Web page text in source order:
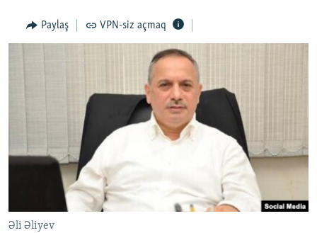
ARAŞDIRMA
FOTOQALEREYA
KARIKATURA
AZƏRBAYCAN ƏDƏBIYYATI KITABXANASI
İSLAM VƏ DEMOKRATIYA
İZ - MƏDƏNIYYƏT PROQRAMI
PEŞƏ ETIKASI VƏ JURNALISTIKA STANDARTLARIMIZ
MATERIALLARIMIZDAN ISTIFADƏ
AZADLIQRADIOSU MOBIL TELEFONUNUZDA
BIZIMLƏ ƏLAQƏ
RFE/RL-in bütün saytları
Paylaş VPN-siz açmaq
Əli Əliyev